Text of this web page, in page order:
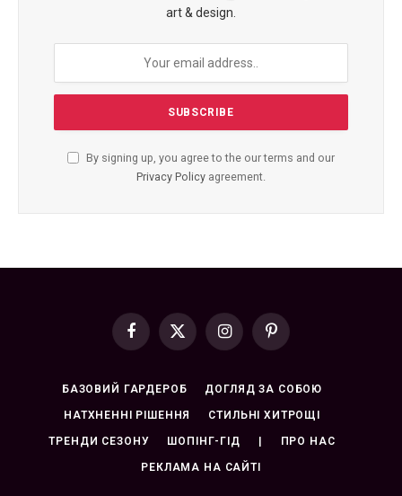
art & design.
By signing up, you agree to the our terms and our
Privacy Policy agreement.
Facebook
X
InstagramPinterest
БАЗОВИЙ ГАРДЕРОБ ДОГЛЯД ЗА СОБОЮ
НАТХНЕННІ РІШЕННЯ СТИЛЬНІ ХИТРОЩІ
ТРЕНДИ СЕЗОНУ ШОПІНГ-ГІД | ПРО НАС
РЕКЛАМА НА САЙТІ